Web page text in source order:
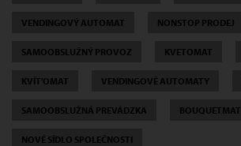
VENDINGOVÝ AUTOMAT NONSTOP PRODEJ
SAMOOBSLUŽNÝ PROVOZ KVETOMAT
KVÍT'OMAT VENDINGOVÉ AUTOMATY
SAMOOBSLUŽNÁ PREVÁDZKA BOUQUETMAT
NOVÉ SÍDLO SPOLEČNOSTI